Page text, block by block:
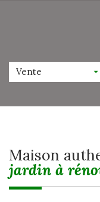
Vente
maison
jardin à